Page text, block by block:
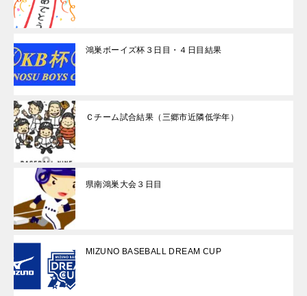
鴻巣ボーイズ杯３日目・４日目結果
Ｃチーム試合結果（三郷市近隣低学年）
県南鴻巣大会３日目
MIZUNO BASEBALL DREAM CUP